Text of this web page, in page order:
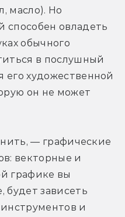
масло). Но
овладеть
обычного
в послушный
художественной
он не может
— графические
векторные и
графике вы
будет зависеть
и